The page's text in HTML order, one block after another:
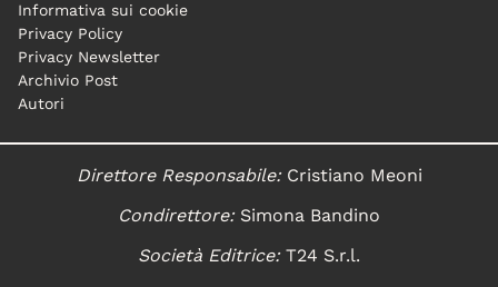
Informativa sui cookie
Privacy Policy
Privacy Newsletter
Archivio Post
Autori
Direttore Responsabile:Cristiano Meoni
Condirettore:Simona Bandino
Società Editrice:T24 S.r.l.